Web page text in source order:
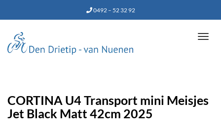
0492 – 52 32 92
CORTINA U4 Transport mini Meisjes
Jet Black Matt 42cm 2025